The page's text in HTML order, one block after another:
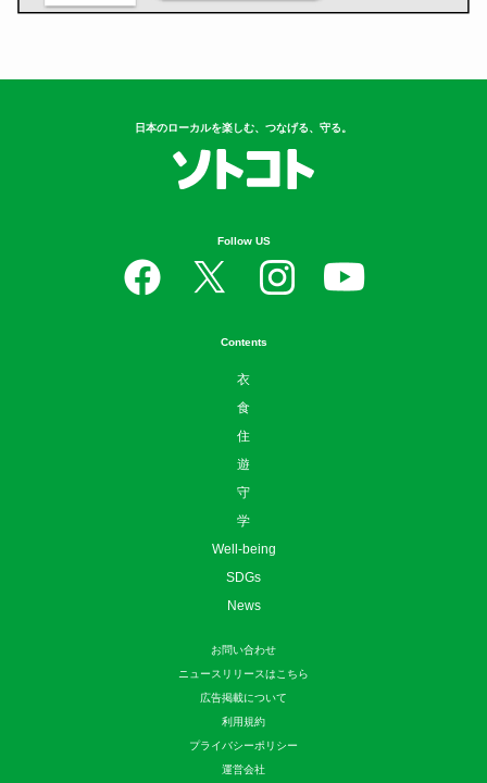
日本のローカルを楽しむ、つなげる、守る。
Follow US
Contents
衣
食
住
遊
守
学
Well-being
SDGs
News
お問い合わせ
ニュースリリースはこちら
広告掲載について
利用規約
プライバシーポリシー
運営会社